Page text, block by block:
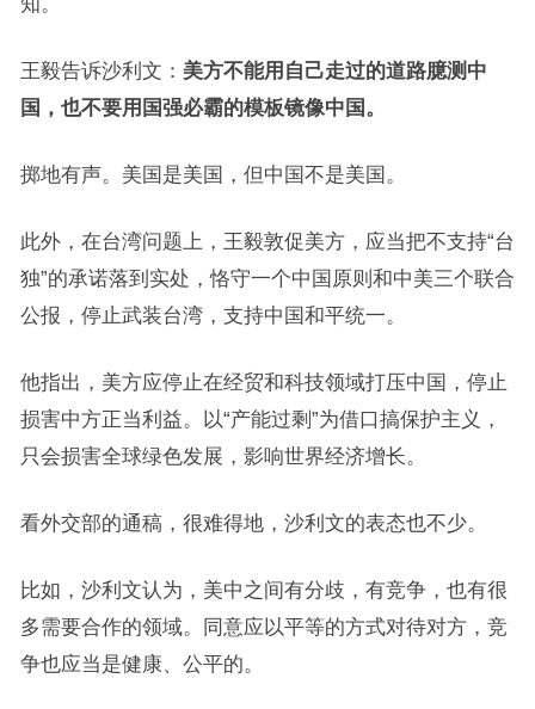
王毅告诉沙利文： 美方不能用自己走过的道路臆测中
国，也不要用国强必霸的模板镜像中国。
掷地有声。美国是美国，但中国不是美国。
此外，在台湾问题上，王毅敦促美方，应当把不支持“台
独”的承诺落到实处，恪守一个中国原则和中美三个联合
公报，停止武装台湾，支持中国和平统一。
他指出，美方应停止在经贸和科技领域打压中国，停止
损害中方正当利益。以“产能过剩”为借口搞保护主义，
只会损害全球绿色发展，影响世界经济增长。
看外交部的通稿，很难得地，沙利文的表态也不少。
比如，沙利文认为，美中之间有分歧，有竞争，也有很
多需要合作的领域。同意应以平等的方式对待对方，竞
争也应当是健康、公平的。